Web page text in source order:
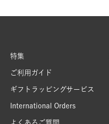
特集
ご利用ガイド
ギフトラッピングサービス
International Orders
よくあるご質問